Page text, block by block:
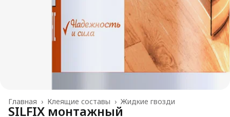
Жидкие гвозди
Клеящие составы ›
Главная ›
SILFIX монтажный